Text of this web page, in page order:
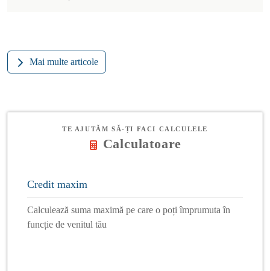
Mai multe articole
TE AJUTĂM SĂ-ȚI FACI CALCULELE
Calculatoare
Credit maxim
Calculează suma maximă pe care o poți împrumuta în
funcție de venitul tău